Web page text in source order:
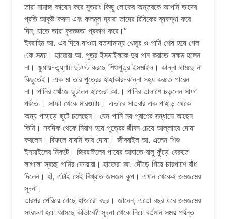
তারা নামাজ কায়েম করে সুতরাং কিছু লোকের অন্তরকে আপনি তাদের
প্রতি আকৃষ্ট করুন এবং ফলমূল দ্বারা তাদের রিযিকের ব্যবস্থা করে
দিন; যাতে তারা কৃতজ্ঞতা প্রকাশ করে।”
ইবরাহিম আ. এর দিয়ে যাওয়া যতসামান্য খেজুর ও পানি শেষ হয়ে গেল
এক সময়। হাজেরা আ. পুত্র ইসমাইলকে দুধ পান করাতে সক্ষম হলেন
না। ক্ষুধায়-তৃষ্ণায় ছটফট করছে শিশুপুত্র ইসমাইল। কান্না থামছে না
কিছুতেই। এক মা তার পুত্রের হাহাকার-কান্না সহ্য করতে পারেন
না। পানির খোঁজে ছুটলেন হাজেরা আ.। পানির তালাশে চড়লেন সাফা
পর্বতে । সাফা থেকে মার‌ওয়ায়। এভাবে সাতবার এক পাহাড় থেকে
অন্য পাহাড়ে ছুটে চলেছেন। যেন পানি নয় প্রাণের সন্ধানে আছেন
তিনি। সবদিক থেকে নিরাশ হয়ে পুত্রের জীবন চেয়ে আল্লাহর দোয়া
করলেন। বিফলে যায়নি তার দোয়া। জীবরাইল আ. এলেন শিশু
ইসমাইলের নিকটে। জিবরাঈলের পায়ের আঘাতে বালু ফুঁড়ে বেরুতে
লাগলো স্বচ্ছ পানির ফোয়ারা। হাজেরা আ. দৌঁড়ে গিয়ে চারপাশে বাঁধ
দিলেন। হাঁ, এটাই সেই বিখ্যাত জমজম কূপ। এখান থেকেই জমজমের
সূচনা।
তারপর পেরিয়ে গেছে হাজারো বছর। জানেন, এতো বছর ধরে জমজমের
সংরক্ষণ হয়ে আসছে কীভাবে? সূচনা থেকে নিয়ে বর্তমান সময় পর্যন্ত